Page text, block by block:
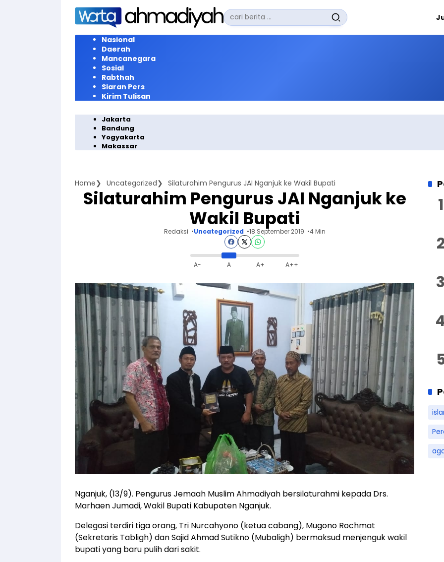
Langsung
konten
Pencarian
untuk:
Nasional
Daerah
Mancanegara
Sosial
Rabthah
Siaran Pers
Kirim Tulisan
Jakarta
Bandung
Yogyakarta
Makassar
Home Uncategorized Silaturahim Pengurus JAI Nganjuk ke Wakil Bupati
Silaturahim Pengurus JAI Nganjuk ke
Wakil Bupati
Redaksi Uncategorized 18 September 2019 4 Min
A- A A+ A++
Nganjuk, (13/9). Pengurus Jemaah Muslim Ahmadiyah bersilaturahmi kepada Drs.
Marhaen Jumadi, Wakil Bupati Kabupaten Nganjuk.
Delegasi terdiri tiga orang, Tri Nurcahyono (ketua cabang), Mugono Rochmat
(Sekretaris Tabligh) dan Sajid Ahmad Sutikno (Mubaligh) bermaksud menjenguk wakil
bupati yang baru pulih dari sakit.